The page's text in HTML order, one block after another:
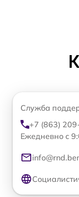
Служба
+7 (863)
Ежедневно с